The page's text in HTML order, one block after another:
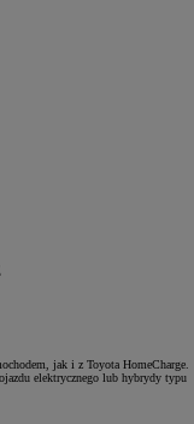
jak i z Toyota HomeCharge.
elektrycznego lub hybrydy typu